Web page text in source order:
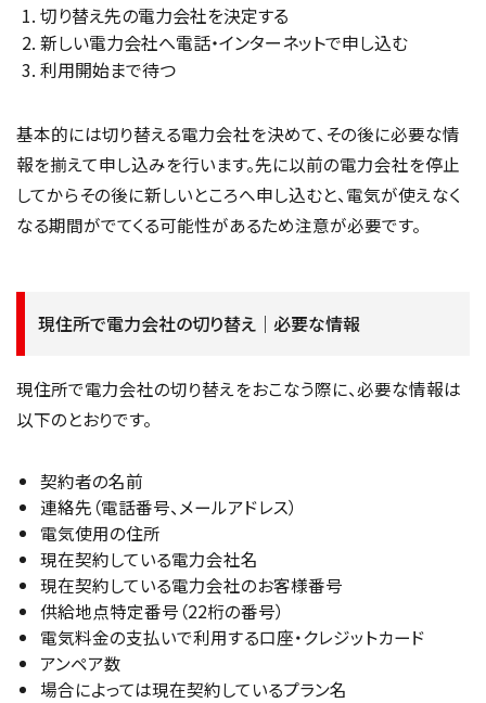
切り替え先の電力会社を決定する
新しい電力会社へ電話・インターネットで申し込む
利用開始まで待つ
基本的には切り替える電力会社を決めて、その後に必要な情
報を揃えて申し込みを行います。先に以前の電力会社を停止
してからその後に新しいところへ申し込むと、電気が使えなく
なる期間がでてくる可能性があるため注意が必要です。
現住所で電力会社の切り替え｜必要な情報
現住所で電力会社の切り替えをおこなう際に、必要な情報は
以下のとおりです。
契約者の名前
連絡先（電話番号、メールアドレス）
電気使用の住所
現在契約している電力会社名
現在契約している電力会社のお客様番号
供給地点特定番号（22桁の番号）
電気料金の支払いで利用する口座・クレジットカード
アンペア数
場合によっては現在契約しているプラン名